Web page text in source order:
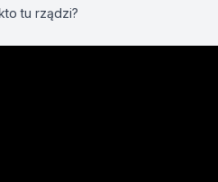
tu rządzi?